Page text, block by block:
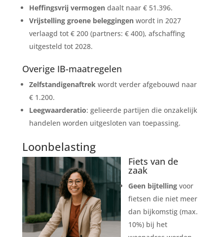
Heffingsvrij vermogendaalt naar € 51.396.
Vrijstelling groene beleggingenwordt in 2027
verlaagd tot € 200 (partners: € 400), afschaffing
uitgesteld tot 2028.
Overige IB-maatregelen
Zelfstandigenaftrek wordt verder afgebouwd naar
€ 1.200.
Leegwaarderatio: gelieerde partijen die onzakelijk
handelen worden uitgesloten van toepassing.
Loonbelasting
Fiets van de
zaak
Geen bijtellingvoor
fietsen die niet meer
dan bijkomstig (max.
10%) bij het